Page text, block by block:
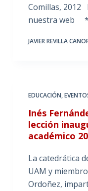
Comillas, 2012
nuestra web *
JAVIER REVILLA
EDUCACIÓN,
Inés
lección
académico
La catedrática
UAM y
Ordoñez,